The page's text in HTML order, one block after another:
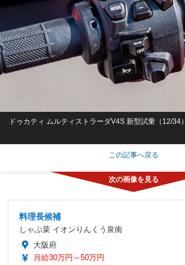
ドゥカティ ムルティストラーダV4S 新型試乗（12/34）
この記事へ戻る
料理長候補
しゃぶ菜 イオンりんくう泉南
大阪府
月給30万円～50万円